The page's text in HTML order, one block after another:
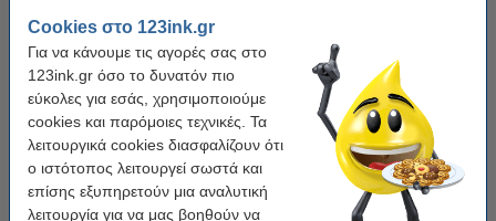
Cookies στο 123ink.gr
Για να κάνουμε τις αγορές σας στο
123ink.gr όσο το δυνατόν πιο
εύκολες για εσάς, χρησιμοποιούμε
cookies και παρόμοιες τεχνικές. Τα
λειτουργικά cookies διασφαλίζουν ότι
ο ιστότοπος λειτουργεί σωστά και
επίσης εξυπηρετούν μια αναλυτική
λειτουργία για να μας βοηθούν να
Η έκδοση 123ink αντικαθιστά το
Αυτοκόλλητο Θερμικό Χαρτί
Ρολό Brother DK-22210 30,48m
x 29mm
6,50 € Συμπ. 24% ΦΠΑ
Συμβατή Ταινία Dymo S0720530
/ 45013 7m x 12mm Black on
White (123ink)
Συμπ. 24% ΦΠΑ